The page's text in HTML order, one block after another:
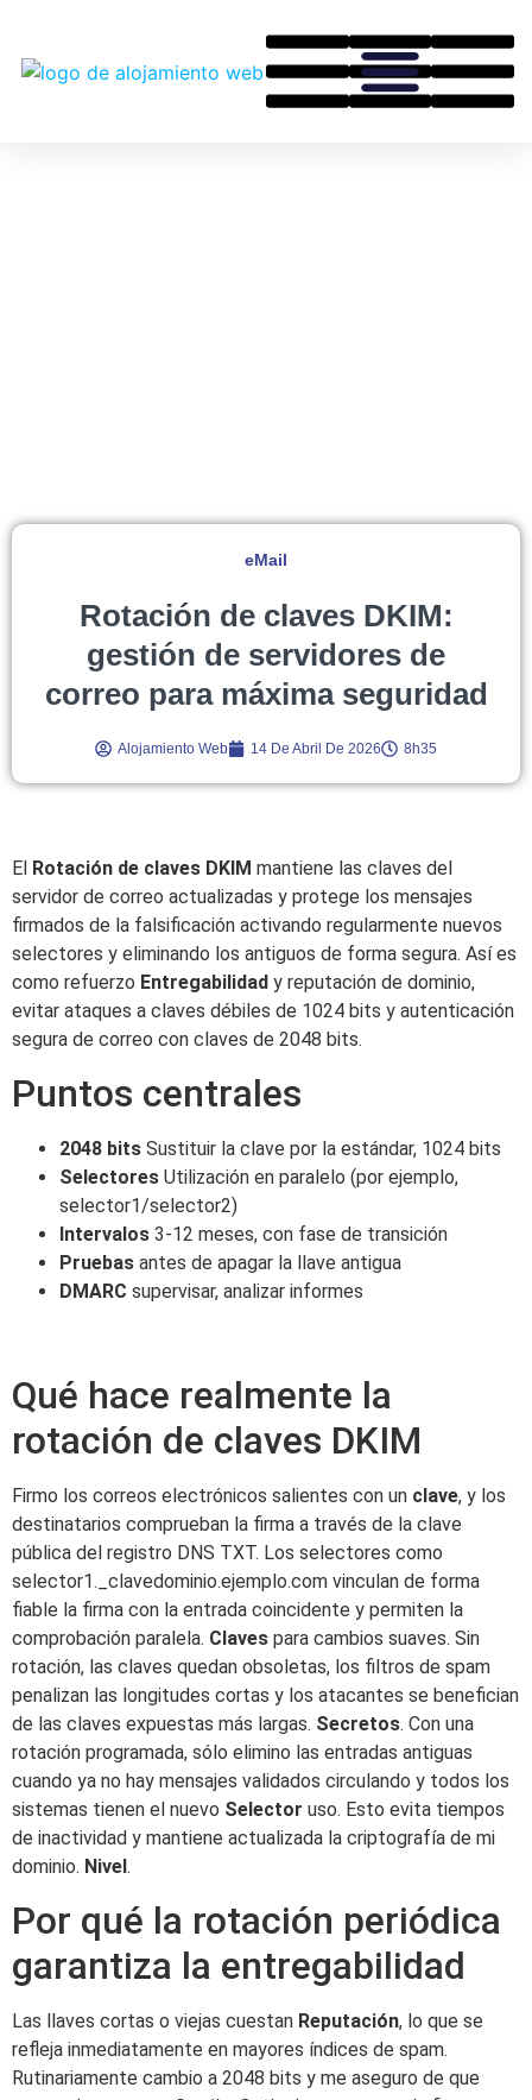
eMail
Rotación de claves DKIM:
gestión de servidores de
correo para máxima seguridad
Alojamiento Web 14 De Abril De 2026 8h35
El Rotación de claves DKIM mantiene las claves del
servidor de correo actualizadas y protege los mensajes
firmados de la falsificación activando regularmente nuevos
selectores y eliminando los antiguos de forma segura. Así es
como refuerzo Entregabilidad y reputación de dominio,
evitar ataques a claves débiles de 1024 bits y autenticación
segura de correo con claves de 2048 bits.
Puntos centrales
2048 bits Sustituir la clave por la estándar, 1024 bits
Selectores Utilización en paralelo (por ejemplo,
selector1/selector2)
Intervalos 3-12 meses, con fase de transición
Pruebas antes de apagar la llave antigua
DMARC supervisar, analizar informes
Qué hace realmente la
rotación de claves DKIM
Firmo los correos electrónicos salientes con un clave, y los
destinatarios comprueban la firma a través de la clave
pública del registro DNS TXT. Los selectores como
selector1._clavedominio.ejemplo.com vinculan de forma
fiable la firma con la entrada coincidente y permiten la
comprobación paralela. Claves para cambios suaves. Sin
rotación, las claves quedan obsoletas, los filtros de spam
penalizan las longitudes cortas y los atacantes se benefician
de las claves expuestas más largas. Secretos. Con una
rotación programada, sólo elimino las entradas antiguas
cuando ya no hay mensajes validados circulando y todos los
sistemas tienen el nuevo Selector uso. Esto evita tiempos
de inactividad y mantiene actualizada la criptografía de mi
dominio. Nivel.
Por qué la rotación periódica
garantiza la entregabilidad
Las llaves cortas o viejas cuestan Reputación, lo que se
refleja inmediatamente en mayores índices de spam.
Rutinariamente cambio a 2048 bits y me aseguro de que